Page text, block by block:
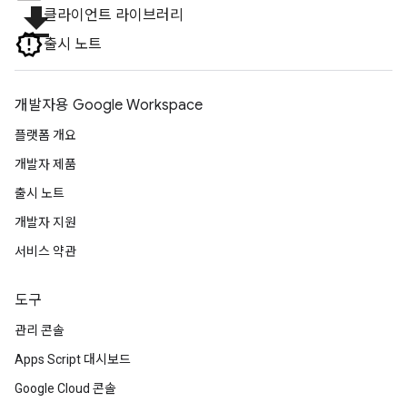
file_download클라이언트 라이브러리
출시 노트
개발자용 Google Workspace
플랫폼 개요
개발자 제품
출시 노트
개발자 지원
서비스 약관
도구
관리 콘솔
Apps Script 대시보드
Google Cloud 콘솔